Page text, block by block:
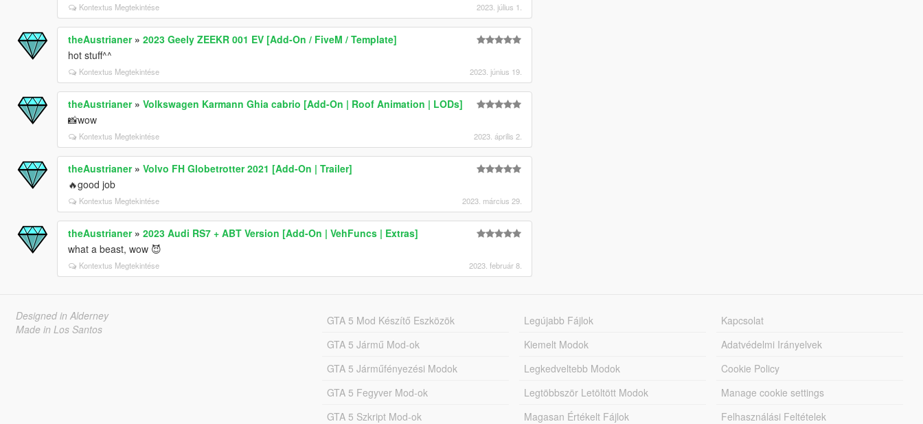
Kontextus Megtekintése 2023. július 1.
theAustrianer» 2023 Geely ZEEKR 001 EV [Add-On / FiveM / Template]
hot stuff^^
Kontextus Megtekintése 2023. június 19.
theAustrianer» Volkswagen Karmann Ghia cabrio [Add-On | Roof Animation | LODs]
📸wow
Kontextus Megtekintése 2023. április 2.
theAustrianer» Volvo FH Globetrotter 2021 [Add-On | Trailer]
🔥good job
Kontextus Megtekintése 2023. március 29.
theAustrianer» 2023 Audi RS7 + ABT Version [Add-On | VehFuncs | Extras]
what a beast, wow 😈
Kontextus Megtekintése 2023. február 8.
Designed in Alderney
Made in Los Santos
GTA 5 Mod Készítő Eszközök
GTA 5 Jármű Mod-ok
GTA 5 Járműfényezési Modok
GTA 5 Fegyver Mod-ok
GTA 5 Szkript Mod-ok
Legújabb Fájlok
Kiemelt Modok
Legkedveltebb Modok
Legtöbbször Letöltött Modok
Magasan Értékelt Fájlok
Kapcsolat
Adatvédelmi Irányelvek
Cookie Policy
Manage cookie settings
Felhasználási Feltételek